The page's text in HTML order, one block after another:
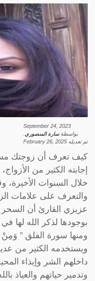
September 24, 2023
بواسطةسارة المنصوري
تم تعديله February 26, 2025
كيف تعرف أن زوجتك
إجابته الكثير من
خلال السنوات الأخيرة،
والتعرف على علامات
عزيزي القارئ أن
بوجودها لذكر الله لها
ومنها سورة الفلق ” وَمِنْ
ويستخدمه الكثير من
داخلهم الشر وإيذاء
وتدمير حياتهم والعياذ